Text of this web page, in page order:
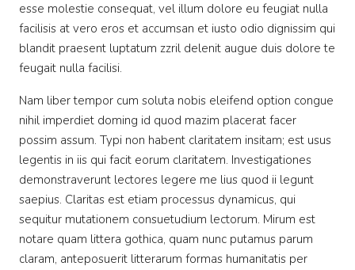
esse molestie consequat, vel illum dolore eu feugiat nulla
facilisis at vero eros et accumsan et iusto odio dignissim qui
blandit praesent luptatum zzril delenit augue duis dolore te
feugait nulla facilisi.
Nam liber tempor cum soluta nobis eleifend option congue
nihil imperdiet doming id quod mazim placerat facer
possim assum. Typi non habent claritatem insitam; est usus
legentis in iis qui facit eorum claritatem. Investigationes
demonstraverunt lectores legere me lius quod ii legunt
saepius. Claritas est etiam processus dynamicus, qui
sequitur mutationem consuetudium lectorum. Mirum est
notare quam littera gothica, quam nunc putamus parum
claram, anteposuerit litterarum formas humanitatis per